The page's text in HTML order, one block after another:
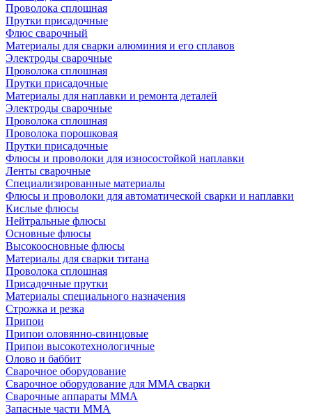
Проволока сплошная
Прутки присадочные
Флюс сварочный
Материалы для сварки алюминия и его сплавов
Электроды сварочные
Проволока сплошная
Прутки присадочные
Материалы для наплавки и ремонта деталей
Электроды сварочные
Проволока сплошная
Проволока порошковая
Прутки присадочные
Флюсы и проволоки для износостойкой наплавки
Ленты сварочные
Специализированные материалы
Флюсы и проволоки для автоматической сварки и наплавки
Кислые флюсы
Нейтральные флюсы
Основные флюсы
Высокоосновные флюсы
Материалы для сварки титана
Проволока сплошная
Присадочные прутки
Материалы специального назначения
Строжка и резка
Припои
Припои оловянно-свинцовые
Припои высокотехнологичные
Олово и баббит
Сварочное оборудование
Сварочное оборудование для MMA сварки
Сварочные аппараты MMA
Запасные части MMA